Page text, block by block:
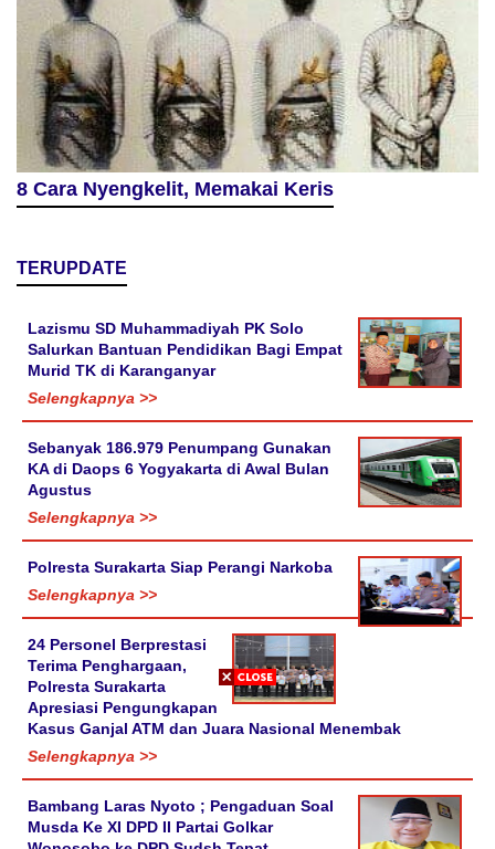
8 Cara Nyengkelit, Memakai Keris
TERUPDATE
Lazismu SD Muhammadiyah PK Solo
Salurkan Bantuan Pendidikan Bagi Empat
Murid TK di Karanganyar
Selengkapnya >>
Sebanyak 186.979 Penumpang Gunakan
KA di Daops 6 Yogyakarta di Awal Bulan
Agustus
Selengkapnya >>
Polresta Surakarta Siap Perangi Narkoba
Selengkapnya >>
24 Personel Berprestasi
Terima Penghargaan,
Polresta Surakarta
Apresiasi Pengungkapan
Kasus Ganjal ATM dan Juara Nasional Menembak
Selengkapnya >>
Bambang Laras Nyoto ; Pengaduan Soal
Musda Ke XI DPD II Partai Golkar